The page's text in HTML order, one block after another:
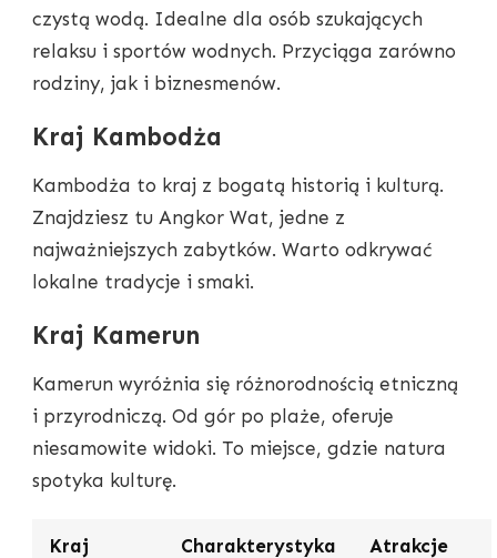
czystą wodą. Idealne dla osób szukających
relaksu i sportów wodnych. Przyciąga zarówno
rodziny, jak i biznesmenów.
Kraj Kambodża
Kambodża to kraj z bogatą historią i kulturą.
Znajdziesz tu Angkor Wat, jedne z
najważniejszych zabytków. Warto odkrywać
lokalne tradycje i smaki.
Kraj Kamerun
Kamerun wyróżnia się różnorodnością etniczną
i przyrodniczą. Od gór po plaże, oferuje
niesamowite widoki. To miejsce, gdzie natura
spotyka kulturę.
Kraj Charakterystyka Atrakcje